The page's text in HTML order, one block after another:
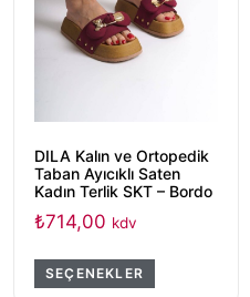
DILA Kalın ve Ortopedik
Taban Ayıcıklı Saten
Kadın Terlik SKT – Bordo
₺714,00 kdv
SEÇENEKLER